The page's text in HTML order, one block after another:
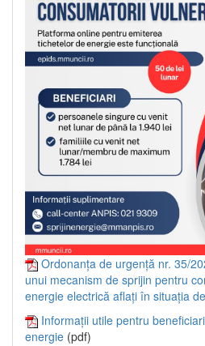
Ordonanța de urgență nr. 35/
unui mecanism de sprijin pentru
energie electrică aflați în situația
Informații utile pentru
energie (pdf)